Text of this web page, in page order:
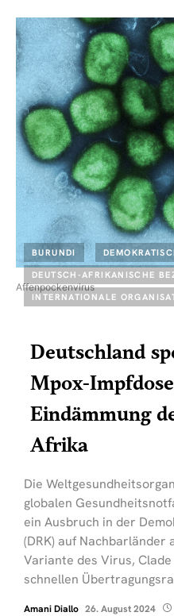
Affenpockenvirus
BURUNDI
DEUTSCH-AFRIKANISCHE
INTERNATIONALE
Deutschland
Mpox-
Eindämmung
Afrika
Die
globalen
ein Ausbruch in der
(DRK) auf Nachbarländer
Variante des Virus,
schnellen
Amani Diallo 26. August 2024